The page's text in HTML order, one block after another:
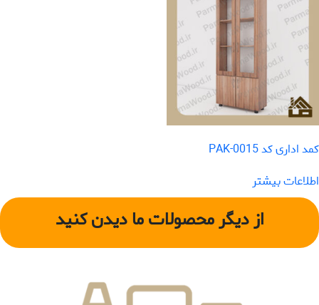
کمد اداری کد PAK-0015
اطلاعات بیشتر
از دیگر محصولات ما دیدن کنید